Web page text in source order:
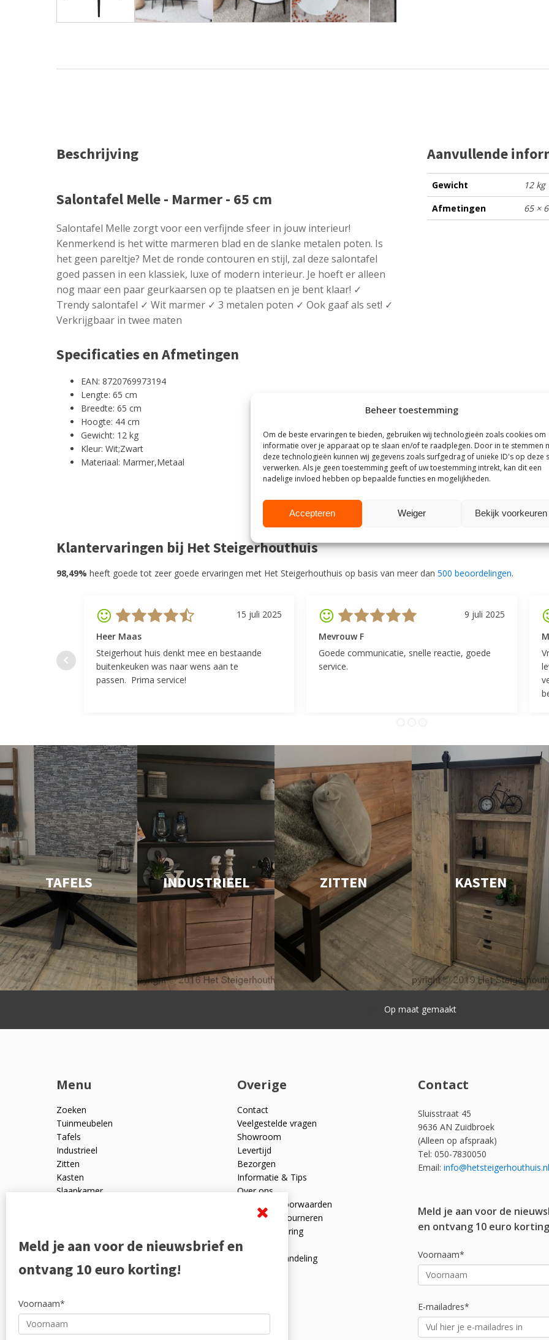
Beheer toestemming
Om de beste ervaringen te bieden, gebruiken wij technologieën zoals cookies om
informatie over je apparaat op te slaan en/of te raadplegen. Door in te stemmen
deze technologieën kunnen wij gegevens zoals surfgedrag of unieke ID's op deze
verwerken. Als je geen toestemming geeft of uw toestemming intrekt, kan dit een
nadelige invloed hebben op bepaalde functies en mogelijkheden.
Accepteren Weiger Bekijk voorkeuren
Beschrijving
Salontafel Melle - Marmer - 65 cm
Salontafel Melle zorgt voor een verfijnde sfeer in jouw interieur!
Kenmerkend is het witte marmeren blad en de slanke metalen poten. Is
het geen pareltje? Met de ronde contouren en stijl, zal deze salontafel
goed passen in een klassiek, luxe of modern interieur. Je hoeft er alleen
nog maar een paar geurkaarsen op te plaatsen en je bent klaar! ✓
Trendy salontafel ✓ Wit marmer ✓ 3 metalen poten ✓ Ook gaaf als set! ✓
Verkrijgbaar in twee maten
Specificaties en Afmetingen
EAN: 8720769973194
Lengte: 65 cm
Breedte: 65 cm
Hoogte: 44 cm
Gewicht: 12 kg
Kleur: Wit;Zwart
Materiaal: Marmer,Metaal
Aanvullende
Gewicht
12 kg
Afmetingen
65 ×
Klantervaringen bij Het Steigerhouthuis
98,49% heeft goede tot zeer goede ervaringen met Het Steigerhouthuis op basis van meer dan 500 beoordelingen.
15 juli 2025
Heer Maas
Steigerhout huis denkt mee en bestaande
buitenkeuken was naar wens aan te
passen. Prima service!
9 juli 2025
Mevrouw F
Goede communicatie, snelle reactie, goede
service.
TAFELS INDUSTRIEEL ZITTEN KASTEN
Snelle levering
Menu
Zoeken
Tuinmeubelen
Tafels
Industrieel
Zitten
Kasten
Slaapkamer
Outlet
Overige
Contact
Veelgestelde vragen
Showroom
Levertijd
Bezorgen
Informatie & Tips
Over ons
Algemene voorwaarden
Ruilen en retourneren
Privacyverklaring
Reviewpolicy
Klachtenafhandeling
Contact
Sluisstraat 45
9636 AN Zuidbroek
(Alleen op afspraak)
Tel: 050-7830050
Email: info@hetsteigerhouthuis.nl
Meld je aan voor de
en ontvang 10 euro
Voornaam*
E-mailadres*
Meld je aan voor de nieuwsbrief en
ontvang 10 euro korting!
Voornaam*